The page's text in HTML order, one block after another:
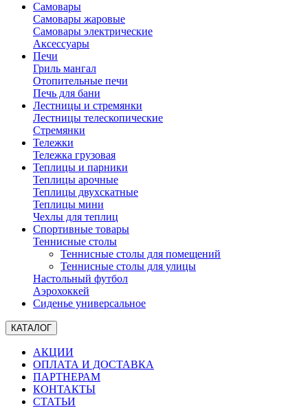
Самовары
Самовары жаровые
Самовары электрические
Аксессуары
Печи
Гриль мангал
Отопительные печи
Печь для бани
Лестницы и стремянки
Лестницы телескопические
Стремянки
Тележки
Тележка грузовая
Теплицы и парники
Теплицы арочные
Теплицы двухскатные
Теплицы мини
Чехлы для теплиц
Спортивные товары
Теннисные столы
Теннисные столы для помещений
Теннисные столы для улицы
Настольный футбол
Аэрохоккей
Сиденье универсальное
КАТАЛОГ
АКЦИИ
ОПЛАТА И ДОСТАВКА
ПАРТНЕРАМ
КОНТАКТЫ
СТАТЬИ